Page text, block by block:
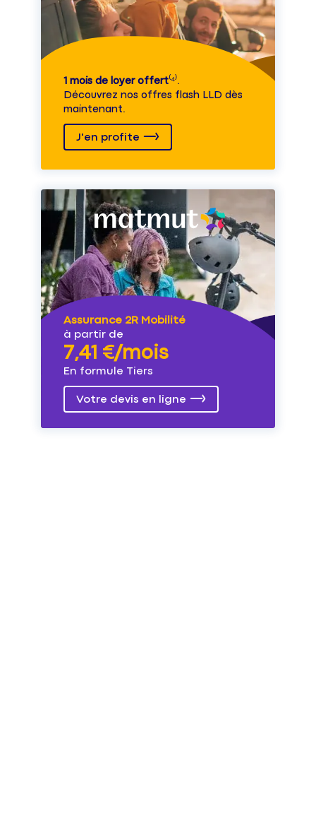
1 mois de loyer offert⁽⁴⁾.
Découvrez nos offres flash LLD dès
maintenant.
J'en profite
Assurance 2R Mobilité
à partir de
7,41 €/mois
En formule Tiers
Votre devis en ligne